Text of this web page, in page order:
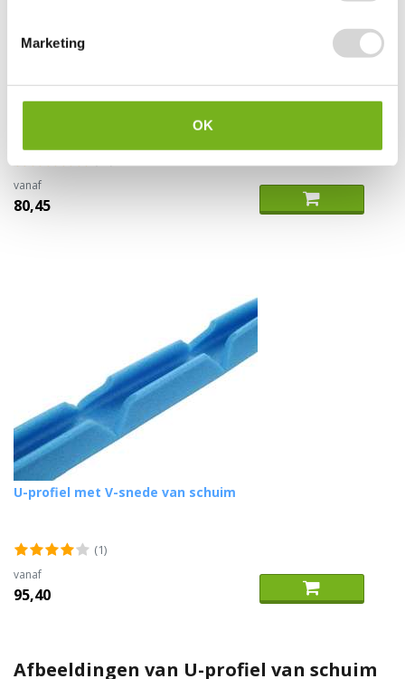
Marketing
OK
U-profiel van schuim (per doos)
vanaf
80,45
U-profiel met V-snede van schuim
(1)
vanaf
95,40
Afbeeldingen van U-profiel van schuim